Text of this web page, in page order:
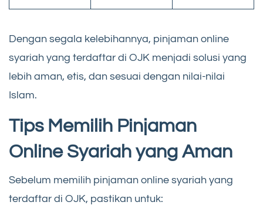
Dengan segala kelebihannya, pinjaman online
syariah yang terdaftar di OJK menjadi solusi yang
lebih aman, etis, dan sesuai dengan nilai-nilai
Islam.
Tips Memilih Pinjaman
Online Syariah yang Aman
Sebelum memilih pinjaman online syariah yang
terdaftar di OJK, pastikan untuk: